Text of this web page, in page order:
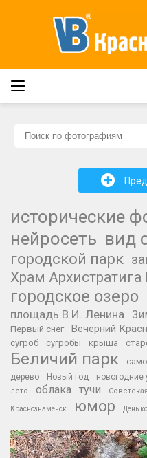
+
исторические
нейросеть вид
городской парк
Храм
городское озеро
площадь В.И. Ленина
Первый снег Вечерний
сугроб
сугробы крыша
Беличий парк
дерево Новый год новогодние
лето облака тучи Советская
Краснознаменск юмор День